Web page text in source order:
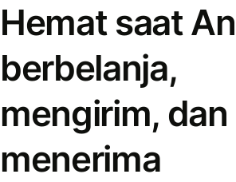
Hemat saat
berbelanja,
mengirim, dan
menerima